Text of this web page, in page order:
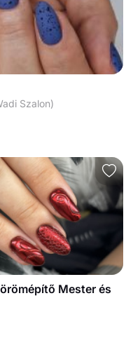
Szalon)
Mester és